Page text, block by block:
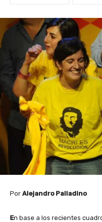
Por Alejandro Palladino
En base a los recientes